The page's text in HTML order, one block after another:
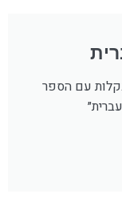
עם הספר